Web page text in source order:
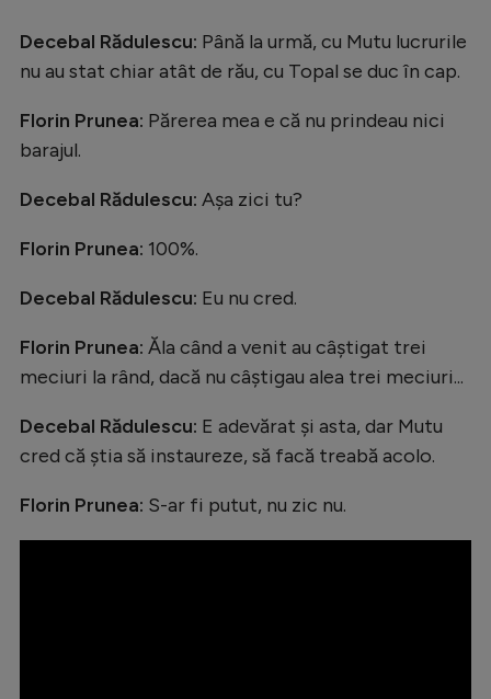
JO 2024
Intră în cont
Creează cont
Decebal Rădulescu: Până la urmă, cu Mutu lucrurile
nu au stat chiar atât de rău, cu Topal se duc în cap.
Florin Prunea: Părerea mea e că nu prindeau nici
barajul.
Decebal Rădulescu: Așa zici tu?
Florin Prunea: 100%.
Decebal Rădulescu: Eu nu cred.
Florin Prunea: Ăla când a venit au câștigat trei
meciuri la rând, dacă nu câștigau alea trei meciuri...
Decebal Rădulescu: E adevărat și asta, dar Mutu
cred că știa să instaureze, să facă treabă acolo.
Florin Prunea: S-ar fi putut, nu zic nu.